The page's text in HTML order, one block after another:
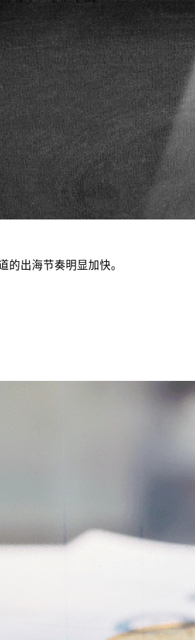
的出海节奏明显加快。